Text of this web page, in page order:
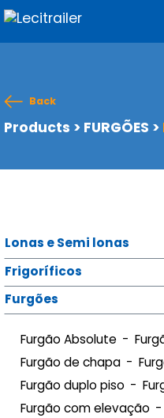
Back
Products > FURGÕES >
Lonas e Semi lonas
Frigoríficos
Furgões
Furgão Absolute
Furgão de chapa
Furgão duplo piso
Furgão com elevação